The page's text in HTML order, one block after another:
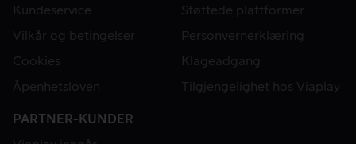
Kundeservice
Støttede plattformer
Vilkår og betingelser
Personvernerklæring
Cookies
Klageadgang
Åpenhetsloven
Tilgjengelighet hos Viaplay
PARTNER-KUNDER